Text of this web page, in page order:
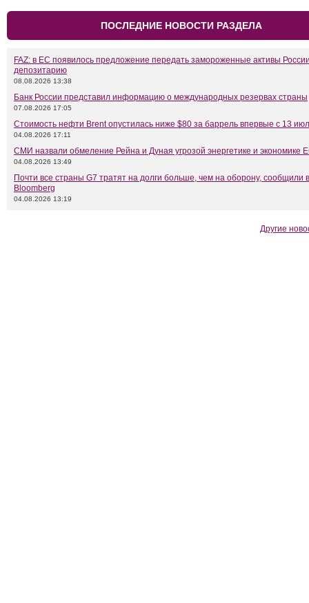
ПОСЛЕДНИЕ НОВОСТИ РАЗДЕЛА
FAZ: в ЕС появилось предложение передать замороженные активы
депозитарию
08.08.2026 13:38
Банк России представил информацию о международных резервах страны
07.08.2026 17:05
Стоимость нефти Brent опустилась ниже $80 за баррель впервые с 13
04.08.2026 17:11
СМИ назвали обмеление Рейна и Дуная угрозой энергетике и экономике
04.08.2026 13:49
Почти все страны G7 тратят на долги больше, чем на оборону, сообщили в
Bloomberg
04.08.2026 13:19
Другие